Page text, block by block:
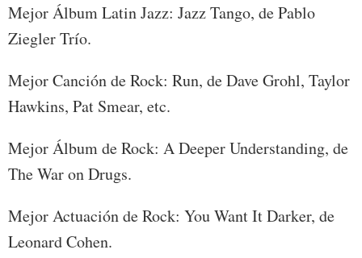
Mejor Álbum Latin Jazz: Jazz Tango, de Pablo
Ziegler Trío.
Mejor Canción de Rock: Run, de Dave Grohl, Taylor
Hawkins, Pat Smear, etc.
Mejor Álbum de Rock: A Deeper Understanding, de
The War on Drugs.
Mejor Actuación de Rock: You Want It Darker, de
Leonard Cohen.